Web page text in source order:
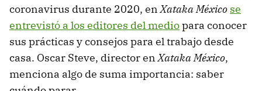
coronavirus durante 2020, enXataka México se
entrevistó a los editores del mediopara conocer
sus prácticas y consejos para el trabajo desde
casa. Oscar Steve, director enXataka México,
menciona algo de suma importancia: saber